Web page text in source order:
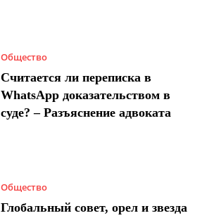
Общество
Считается ли переписка в
WhatsApp доказательством в
суде? – Разъяснение адвоката
Общество
Глобальный совет, орел и звезда